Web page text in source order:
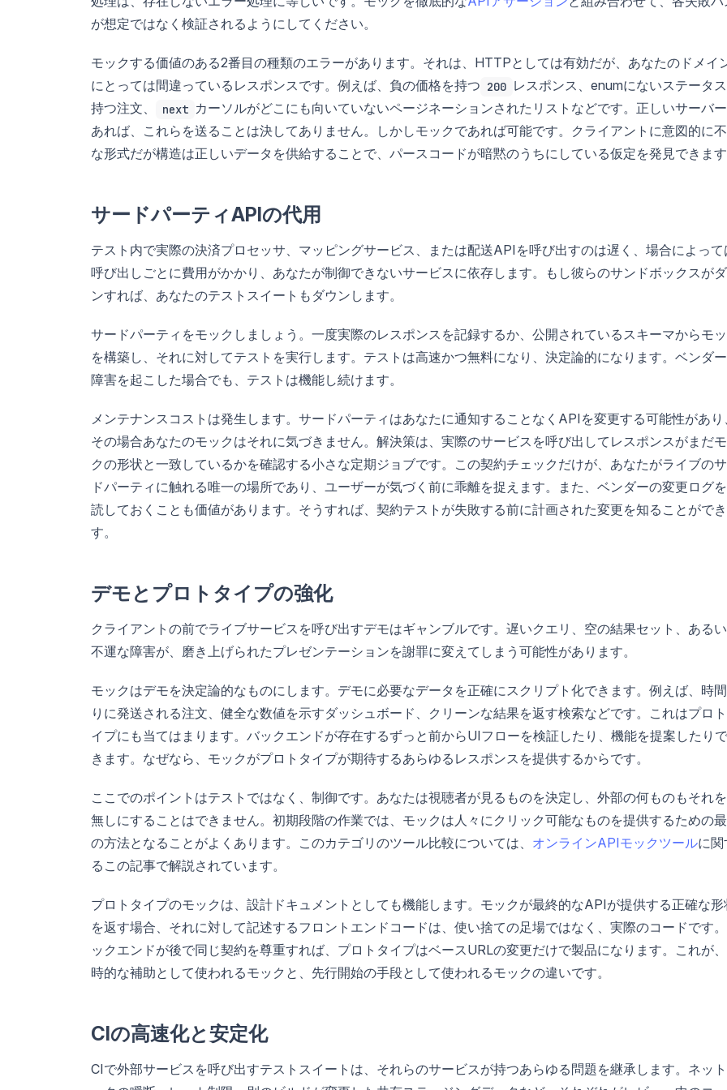
が想定ではなく検証されるようにしてください。
モックする価値のある2番目の種類のエラーがあります。それは、HTTPとしては有効だが、あなたのドメイ
にとっては間違っているレスポンスです。例えば、負の価格を持つ 200 レスポンス、enumにないステータ
持つ注文、
next カーソルがどこにも向いていないページネーションされたリストなどです。正しいサーバ
あれば、これらを送ることは決してありません。しかしモックであれば可能です。クライアントに意図的に
な形式だが構造は正しいデータを供給することで、パースコードが暗黙のうちにしている仮定を発見できます
サードパーティAPIの代用
テスト内で実際の決済プロセッサ、マッピングサービス、または配送APIを呼び出すのは遅く、場合によって
呼び出しごとに費用がかかり、あなたが制御できないサービスに依存します。もし彼らのサンドボックスが
ンすれば、あなたのテストスイートもダウンします。
サードパーティをモックしましょう。一度実際のレスポンスを記録するか、公開されているスキーマからモ
を構築し、それに対してテストを実行します。テストは高速かつ無料になり、決定論的になります。ベンダ
障害を起こした場合でも、テストは機能し続けます。
メンテナンスコストは発生します。サードパーティはあなたに通知することなくAPIを変更する可能性があり
その場合あなたのモックはそれに気づきません。解決策は、実際のサービスを呼び出してレスポンスがまだ
クの形状と一致しているかを確認する小さな定期ジョブです。この契約チェックだけが、あなたがライブの
ドパーティに触れる唯一の場所であり、ユーザーが気づく前に乖離を捉えます。また、ベンダーの変更ログ
読しておくことも価値があります。そうすれば、契約テストが失敗する前に計画された変更を知ることができ
す。
デモとプロトタイプの強化
クライアントの前でライブサービスを呼び出すデモはギャンブルです。遅いクエリ、空の結果セット、ある
不運な障害が、磨き上げられたプレゼンテーションを謝罪に変えてしまう可能性があります。
モックはデモを決定論的なものにします。デモに必要なデータを正確にスクリプト化できます。例えば、時
りに発送される注文、健全な数値を示すダッシュボード、クリーンな結果を返す検索などです。これはプロ
イプにも当てはまります。バックエンドが存在するずっと前からUIフローを検証したり、機能を提案したりで
きます。なぜなら、モックがプロトタイプが期待するあらゆるレスポンスを提供するからです。
ここでのポイントはテストではなく、制御です。あなたは視聴者が見るものを決定し、外部の何ものもそれ
無しにすることはできません。初期段階の作業では、モックは人々にクリック可能なものを提供するための
の方法となることがよくあります。このカテゴリのツール比較については、 オンラインAPIモックツールに関
るこの記事で解説されています。
プロトタイプのモックは、設計ドキュメントとしても機能します。モックが最終的なAPIが提供する正確な形
を返す場合、それに対して記述するフロントエンドコードは、使い捨ての足場ではなく、実際のコードです
ックエンドが後で同じ契約を尊重すれば、プロトタイプはベースURLの変更だけで製品になります。これが
時的な補助として使われるモックと、先行開始の手段として使われるモックの違いです。
CIの高速化と安定化
CIで外部サービスを呼び出すテストスイートは、それらのサービスが持つあらゆる問題を継承します。ネッ